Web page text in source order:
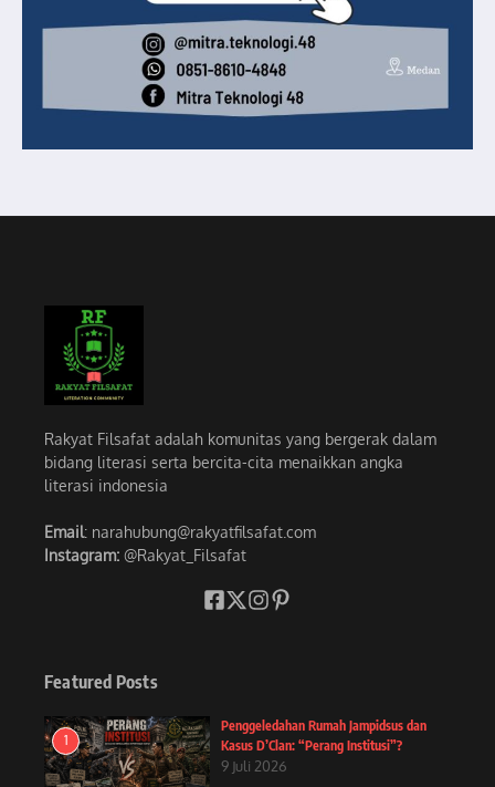
Rakyat Filsafat adalah komunitas yang bergerak dalam
bidang literasi serta bercita-cita menaikkan angka
literasi indonesia
Email: narahubung@rakyatfilsafat.com
Instagram: @Rakyat_Filsafat
Featured Posts
1
Penggeledahan Rumah Jampidsus dan
Kasus D’Clan: “Perang Institusi”?
9 Juli 2026